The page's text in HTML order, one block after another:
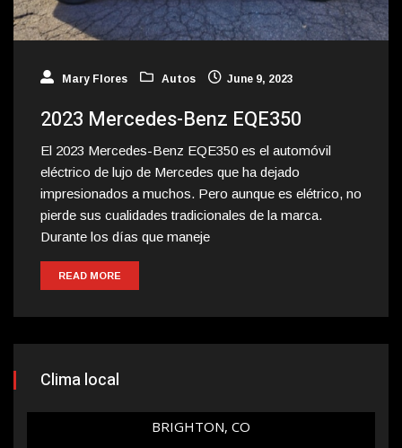
Mary Flores Autos June 9, 2023
2023 Mercedes-Benz EQE350
El 2023 Mercedes-Benz EQE350 es el automóvil
eléctrico de lujo de Mercedes que ha dejado
impresionados a muchos. Pero aunque es elétrico, no
pierde sus cualidades tradicionales de la marca.
Durante los días que maneje
READ MORE
Clima local
BRIGHTON, CO